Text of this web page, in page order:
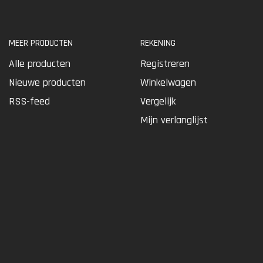
MEER PRODUCTEN
Alle producten
Nieuwe producten
RSS-feed
REKENING
Registreren
Winkelwagen
Vergelijk
Mijn verlanglijst